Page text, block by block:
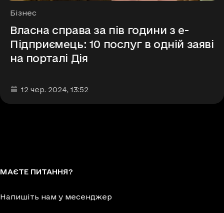
Рубрики
Бізнес
Власна справа за пів години з е-
Підприємець: 10 послуг в одній заяві
на порталі Дія
Дата та час публікації
12 чер. 2024, 13:52
МАЄТЕ ПИТАННЯ?
Напишіть нам у месенджер